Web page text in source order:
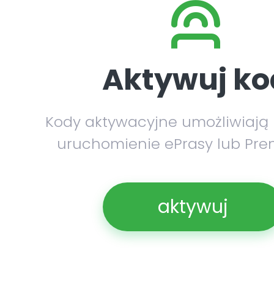
Aktywuj
Kody aktywacyjne umożliwiają
uruchomienie ePrasy lub
aktywuj